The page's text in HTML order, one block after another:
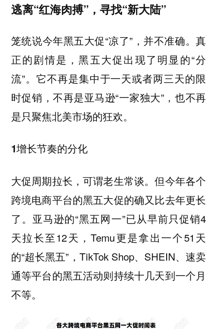
逃离“红海肉搏”，寻找“新大陆”
笼统说今年黑五大促“凉了”，并不准确。真
正的剧情是，黑五大促出现了明显的“分
流”。它不再是集中于一天或者两三天的限
时促销，不再是亚马逊“一家独大”，也不再
是只聚焦北美市场的狂欢。
1增长节奏的分化
大促周期拉长，可谓老生常谈。但今年各个
跨境电商平台的黑五大促的确又比去年更长
了。亚马逊的“黑五网一”已从早前只促销4
天拉长至12天，Temu更是拿出一个51天
的“超长黑五”，TikTok Shop、SHEIN、速卖
通等平台的黑五活动则持续十几天到一个月
不等。